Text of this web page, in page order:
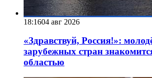
18:1604 авг 2026
«Здравствуй, Россия!»:
зарубежных стран
областью